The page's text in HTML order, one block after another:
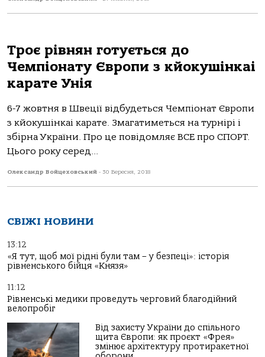
Троє рівнян готується до
Чемпіонату Європи з кйокушінкаі
карате Унія
6-7 жовтня в Швеції відбудеться Чемпіонат Європи
з кйокушінкаі карате. Змагатиметься на турнірі і
збірна України. Про це повідомляє ВСЕ про СПОРТ.
Цього року серед...
Олександр Войцеховський - 30 Вересня, 2018
СВІЖІ НОВИНИ
13:12
«Я тут, щоб мої рідні були там – у безпеці»: історія
рівненського бійця «Князя»
11:12
Рівненські медики проведуть черговий благодійний
велопробіг
Від захисту України до спільного
щита Європи: як проєкт «Фрея»
змінює архітектуру протиракетної